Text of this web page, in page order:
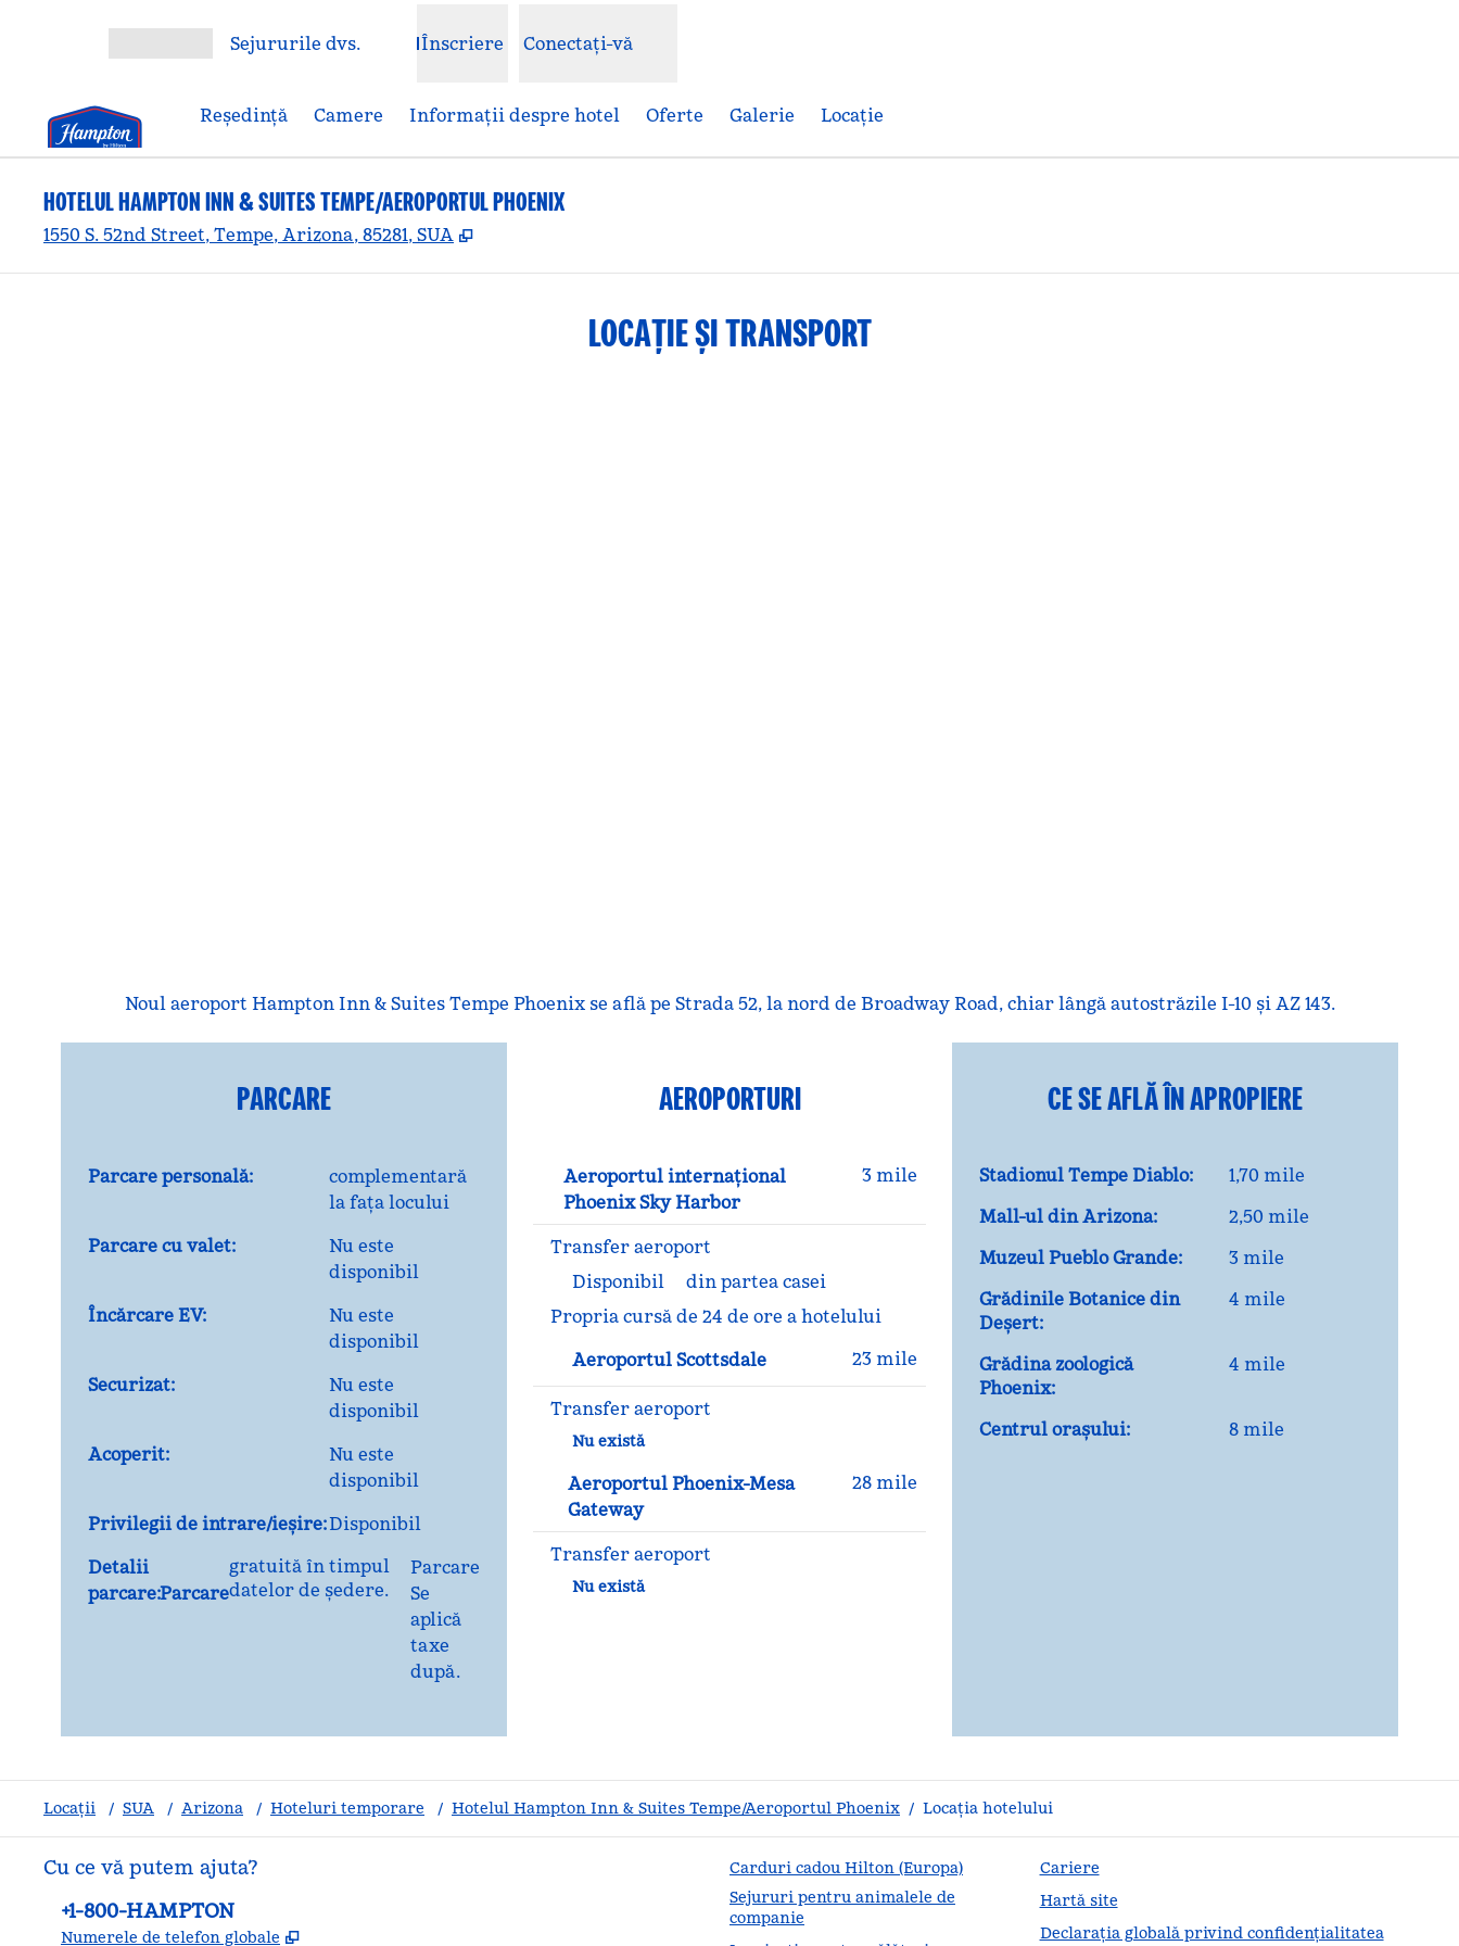
Deschideți meniulSejururile dvs. Înscriere Conectați-vă
Reşedinţă Camere Informații despre hotel Oferte Galerie Locaţie
HOTELUL HAMPTON INN & SUITES TEMPE/AEROPORTUL PHOENIX
1550 S. 52nd Street, Tempe, Arizona, 85281, SUA ,
LOCAȚIE ȘI TRANSPORT
Noul aeroport Hampton Inn & Suites Tempe Phoenix se află pe Strada 52, la nord de Broadway Road, chiar lângă autostrăzile I-10 și AZ 143.
PARCARE
Parcare personală:
complementară
la fața locului
Parcare cu valet:
Nu este
disponibil
Încărcare EV:
Nu este
disponibil
Securizat:
Nu este
disponibil
Acoperit:
Nu este
disponibil
Privilegii de intrare/ieșire:Disponibil
Detalii
parcare:Parcare
gratuită în timpul
datelor de ședere.
Parcare
Se
aplică
taxe
după.
AEROPORTURI
Aeroportul internațional
Phoenix Sky Harbor
3 mile
Transfer aeroport
Disponibil
din partea casei
Propria cursă de 24 de ore a hotelului
Aeroportul Scottsdale
23 mile
Transfer aeroport
Nu există
Aeroportul Phoenix-Mesa
Gateway
28 mile
Transfer aeroport
Nu există
CE SE AFLĂ ÎN APROPIERE
Stadionul Tempe Diablo:
1,70 mile
Mall-ul din Arizona:
2,50 mile
Muzeul Pueblo Grande:
3 mile
Grădinile Botanice din
Deșert:
4 mile
Grădina zoologică
Phoenix:
4 mile
Centrul orașului: 8 mile
Locații / SUA / Arizona / Hoteluri temporare / Hotelul Hampton Inn & Suites Tempe/Aeroportul Phoenix / Locația hotelului
Cu ce vă putem ajuta?
Telefon:
+1-800-HAMPTON
Numerele de telefon globale ,
Carduri cadou Hilton (Europa)
Sejururi pentru animalele de
companie
Cariere
Hartă site
Declarația globală privind confidenţialitatea